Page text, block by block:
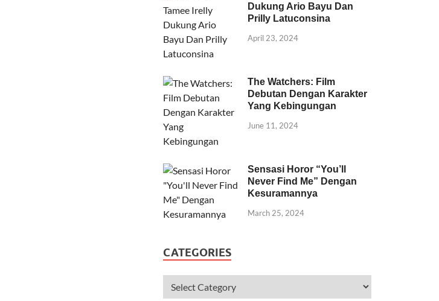
Dukung Ario Bayu Dan
Prilly Latuconsina
April 23, 2024
The Watchers: Film
Debutan Dengan Karakter
Yang Kebingungan
June 11, 2024
Sensasi Horor “You’ll
Never Find Me” Dengan
Kesuramannya
March 25, 2024
CATEGORIES